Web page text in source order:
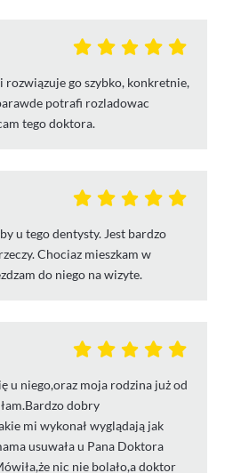
go szybko, konkretnie,
potrafi rozladowac
tego doktora.
u tego dentysty. Jest bardzo
Chociaz mieszkam w
do niego na wizyte.
u niego,oraz moja rodzina już od
dobry
mi wykonał wyglądają jak
usuwała u Pana Doktora
nic nie bolało,a doktor